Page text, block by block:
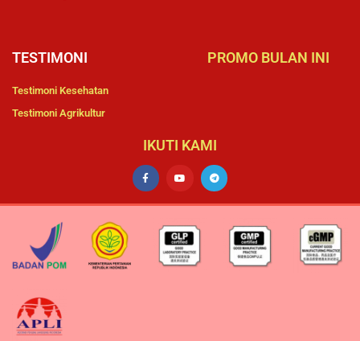
TESTIMONI
Testimoni Kesehatan
Testimoni Agrikultur
PROMO BULAN INI
IKUTI KAMI